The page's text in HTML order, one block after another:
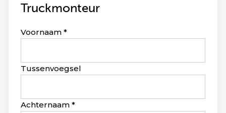
Truckmonteur
Leave
blank
Voornaam
Tussenvoegsel
Achternaam